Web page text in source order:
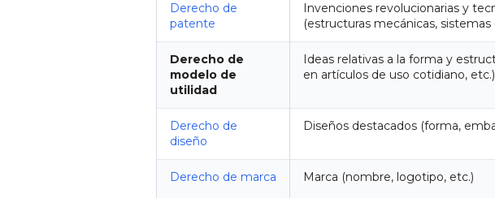
Derecho de
patente
Invenciones revolucionarias y
(estructuras mecánicas, sistemas
Derecho de
modelo de
utilidad
Ideas relativas a la forma y
en artículos de uso cotidiano, etc.)
Derecho de
diseño
Diseños destacados (forma,
Derecho de marca Marca (nombre, logotipo, etc.)